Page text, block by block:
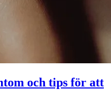
och tips för att